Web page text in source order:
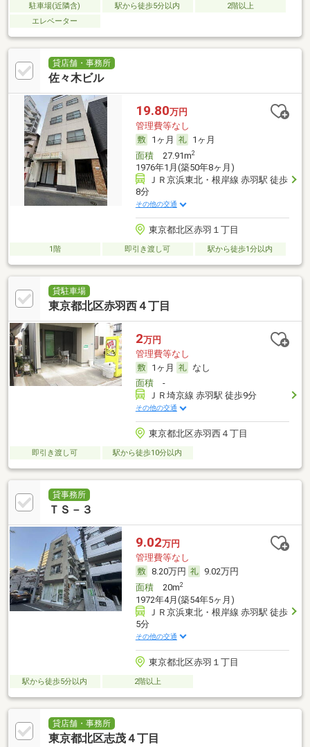
駐車場(近隣含) 駅から徒歩5分以内
2階以上
エレベーター
貸店舗・事務所
佐々木ビル
19.80万円
管理費等なし
1ヶ月
1ヶ月
面積27.91m2
1976年1月(築50年8ヶ月)
ＪＲ京浜東北・根岸線 赤羽駅 徒歩
8分
その他の交通
東京都北区赤羽１丁目
1階 即引き渡し可 駅から徒歩1分以内
貸駐車場
東京都北区赤羽西４丁目
2万円
管理費等なし
1ヶ月
なし
面積-
ＪＲ埼京線 赤羽駅 徒歩9分
その他の交通
東京都北区赤羽西４丁目
即引き渡し可 駅から徒歩10分以内
貸事務所
ＴＳ－３
9.02万円
管理費等なし
8.20万円
9.02万円
面積20m2
1972年4月(築54年5ヶ月)
ＪＲ京浜東北・根岸線 赤羽駅 徒歩
5分
その他の交通
東京都北区赤羽１丁目
駅から徒歩5分以内 2階以上
貸店舗・事務所
東京都北区志茂４丁目